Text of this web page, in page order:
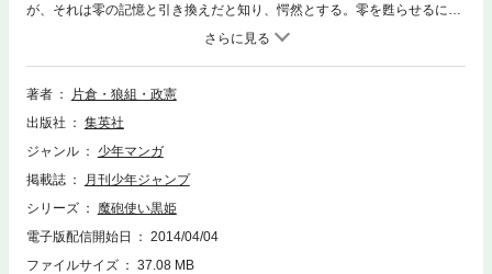
が、それは零の記憶と引き換えだと知り、愕然とする。零を甦らせるには
大和姫救出しかないと悟った黒姫は再び神族と闘う覚悟を決め…!?
著者
片倉・狼組・政憲
出版社
集英社
ジャンル
少年マンガ
掲載誌
月刊少年ジャンプ
シリーズ
魔砲使い黒姫
電子版配信開始日
2014/04/04
ファイルサイズ
37.08 MB